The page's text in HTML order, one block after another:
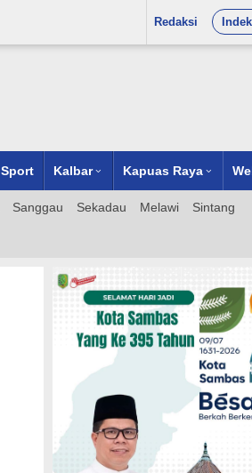
Redaksi
Sport Kalbar Kapuas Raya
Sanggau Sekadau Melawi Sintang